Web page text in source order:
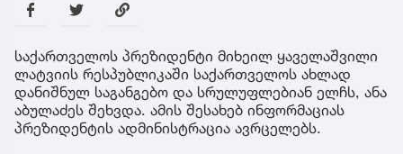
საქართველოს პრეზიდენტი მიხეილ ყაველაშვილი
ლატვიის რესპუბლიკაში საქართველოს ახლად
დანიშნულ საგანგებო და სრულუფლებიან ელჩს, ანა
აბულაძეს შეხვდა. ამის შესახებ ინფორმაციას
პრეზიდენტის ადმინისტრაცია ავრცელებს.